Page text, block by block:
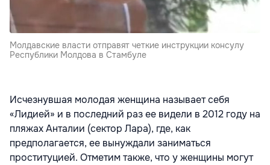
Молдавские власти отправят четкие инструкции консулу
Республики Молдова в Стамбуле
Исчезнувшая молодая женщина называет себя
«Лидией» и в последний раз ее видели в 2012 году на
пляжах Анталии (сектор Лара), где, как
предполагается, ее вынуждали заниматься
проституцией. Отметим также, что у женщины могут